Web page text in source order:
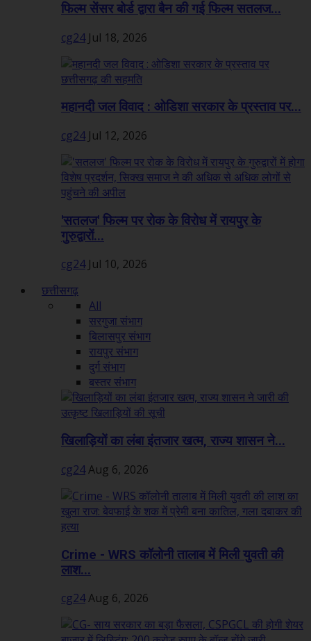
फिल्म सेंसर बोर्ड द्वारा बैन की गई फिल्म सतलज...
cg24 Jul 18, 2026
महानदी जल विवाद : ओडिशा सरकार के प्रस्ताव पर...
cg24 Jul 12, 2026
'सतलज' फिल्म पर रोक के विरोध में रायपुर के
गुरुद्वारों...
cg24 Jul 10, 2026
छत्तीसगढ़
All
सरगुजा संभाग
बिलासपुर संभाग
रायपुर संभाग
दुर्ग संभाग
बस्तर संभाग
खिलाड़ियों का लंबा इंतजार खत्म, राज्य शासन ने...
cg24Aug 6, 2026
Crime - WRS कॉलोनी तालाब में मिली युवती की
लाश...
cg24Aug 6, 2026